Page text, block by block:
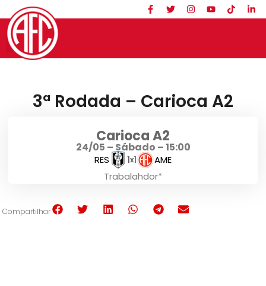
3ª Rodada – Carioca A2
Carioca A2
24/05 – Sábado – 15:00
RES 1x1
AME
Trabalahdor*
Compartilhar